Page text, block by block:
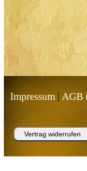
Impressum | AGB
Vertrag widerrufen